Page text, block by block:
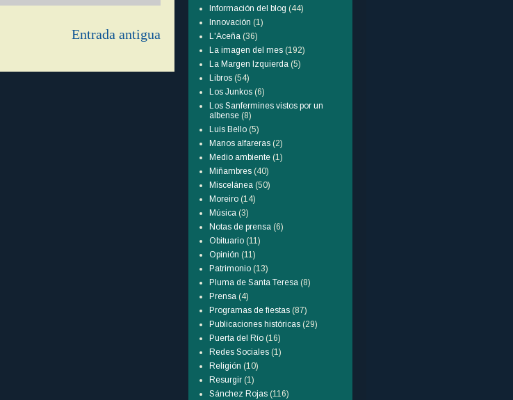
Entrada antigua
Información del blog (44)
Innovación (1)
L'Aceña (36)
La imagen del mes (192)
La Margen Izquierda (5)
Libros (54)
Los Junkos (6)
Los Sanfermines vistos por un
albense (8)
Luis Bello (5)
Manos alfareras (2)
Medio ambiente (1)
Miñambres (40)
Miscelánea (50)
Moreiro (14)
Música (3)
Notas de prensa (6)
Obituario (11)
Opinión (11)
Patrimonio (13)
Pluma de Santa Teresa (8)
Prensa (4)
Programas de fiestas (87)
Publicaciones históricas (29)
Puerta del Río (16)
Redes Sociales (1)
Religión (10)
Resurgir (1)
Sánchez Rojas (116)